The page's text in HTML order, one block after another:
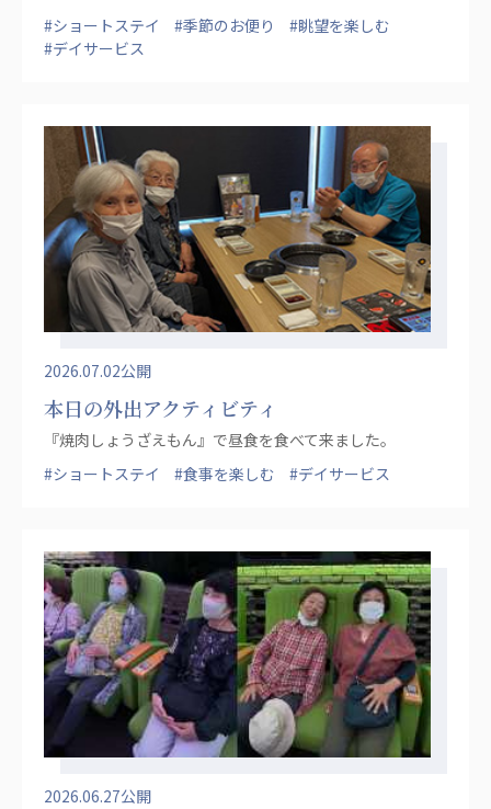
#ショートステイ
#季節のお便り
#眺望を楽しむ
#デイサービス
2026.07.02公開
本日の外出アクティビティ
『焼肉しょうざえもん』で昼食を食べて来ました。
#ショートステイ
#食事を楽しむ #デイサービス
2026.06.27公開